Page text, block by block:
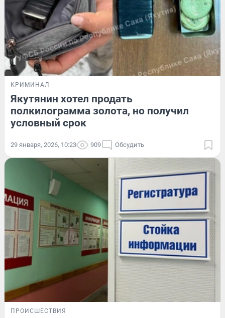
КРИМИНАЛ
Якутянин хотел продать
полкилограмма золота, но получил
условный срок
29 января, 2026, 10:23 909 Обсудить
ПРОИСШЕСТВИЯ